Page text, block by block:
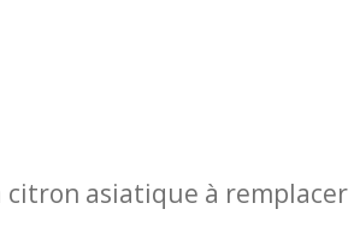
citron asiatique à